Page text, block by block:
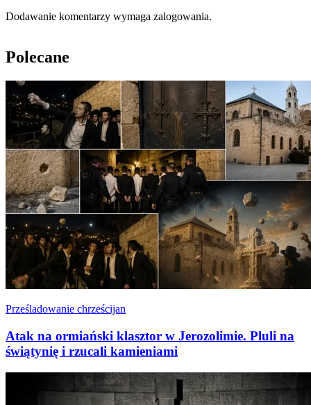
Dodawanie komentarzy wymaga zalogowania.
Polecane
Prześladowanie chrześcijan
Atak na ormiański klasztor w Jerozolimie. Pluli na
świątynię i rzucali kamieniami